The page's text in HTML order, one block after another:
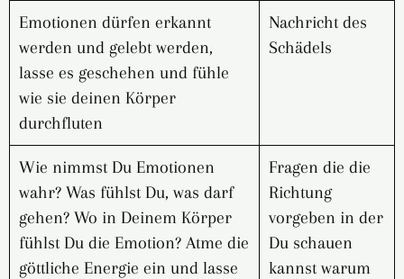
Emotionen dürfen erkannt
werden und gelebt werden,
lasse es geschehen und fühle
wie sie deinen Körper
durchfluten
Nachricht des
Schädels
Wie nimmst Du Emotionen
wahr? Was fühlst Du, was darf
gehen? Wo in Deinem Körper
fühlst Du die Emotion? Atme die
göttliche Energie ein und lasse
Fragen die die
Richtung
vorgeben in der
Du schauen
kannst warum